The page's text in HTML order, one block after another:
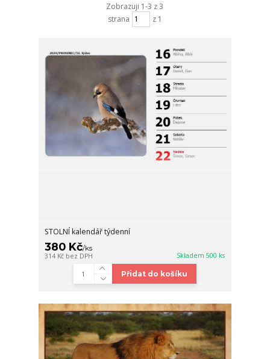
Zobrazuji 1-3 z 3
strana
z 1
STOLNÍ kalendář týdenní
380 Kč/ks
314 Kč bez DPH Skladem 500 ks
Přidat do košíku